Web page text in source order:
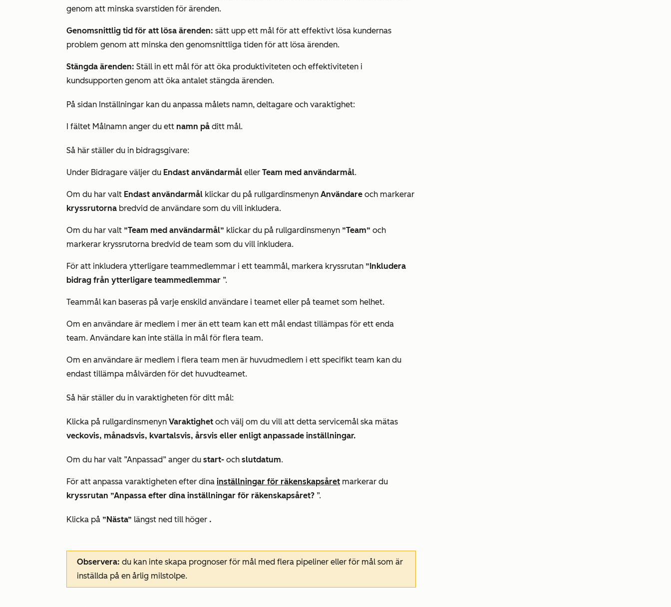
genom att minska svarstiden för ärenden.
Genomsnittlig tid för att lösa ärenden: sätt upp ett mål för att effektivt lösa kundernas
problem genom att minska den genomsnittliga tiden för att lösa ärenden.
Stängda ärenden: Ställ in ett mål för att öka produktiviteten och effektiviteten i
kundsupporten genom att öka antalet stängda ärenden.
På sidan Inställningar kan du anpassa målets namn, deltagare och varaktighet:
I fältet Målnamn anger du ett namn på ditt mål.
Så här ställer du in bidragsgivare:
Under Bidragare väljer du Endast användarmål eller Team med användarmål.
Om du har valt Endast användarmål klickar du på rullgardinsmenyn Användare och markerar
kryssrutorna bredvid de användare som du vill inkludera.
Om du har valt ”Team med användarmål” klickar du på rullgardinsmenyn ”Team” och
markerar kryssrutorna bredvid de team som du vill inkludera.
För att inkludera ytterligare teammedlemmar i ett teammål, markera kryssrutan ”Inkludera
bidrag från ytterligare teammedlemmar ”.
Teammål kan baseras på varje enskild användare i teamet eller på teamet som helhet.
Om en användare är medlem i mer än ett team kan ett mål endast tillämpas för ett enda
team. Användare kan inte ställa in mål för flera team.
Om en användare är medlem i flera team men är huvudmedlem i ett specifikt team kan du
endast tillämpa målvärden för det huvudteamet.
Så här ställer du in varaktigheten för ditt mål:
Klicka på rullgardinsmenyn Varaktighet och välj om du vill att detta servicemål ska mätas
veckovis, månadsvis, kvartalsvis, årsvis eller enligt anpassade inställningar.
Om du har valt ”Anpassad” anger du start- och slutdatum.
För att anpassa varaktigheten efter dina inställningar för räkenskapsåret markerar du
kryssrutan ”Anpassa efter dina inställningar för räkenskapsåret? ”.
Klicka på ”Nästa” längst ned till höger .
Observera: du kan inte skapa prognoser för mål med flera pipeliner eller för mål som är
inställda på en årlig milstolpe.